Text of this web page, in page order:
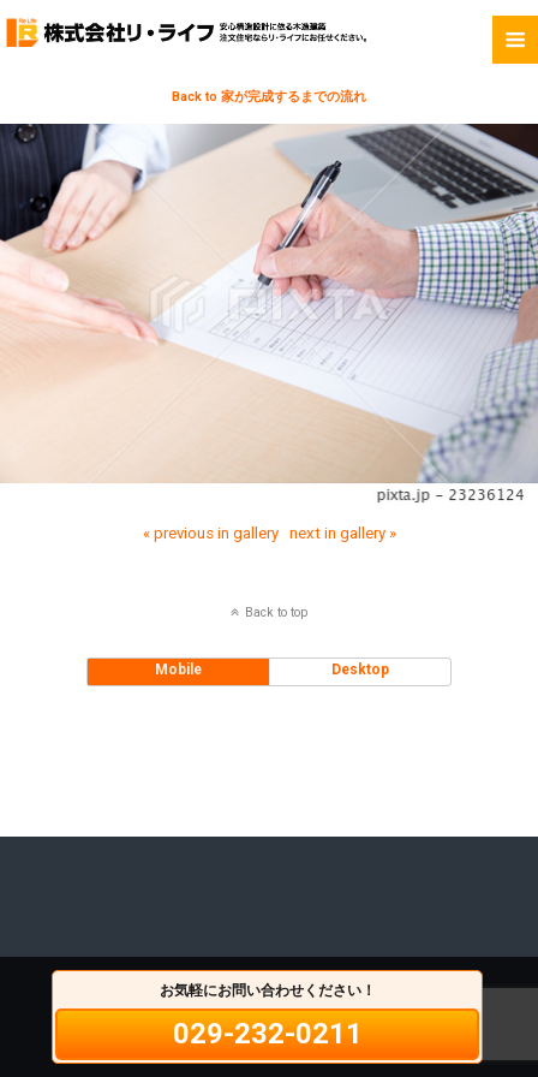
Back to 家が完成するまでの流れ
« previous in gallery next in gallery »
Back to top
Mobile Desktop
お気軽にお問い合わせください！
029-232-0211